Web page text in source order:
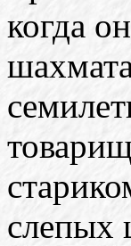
когда
слепых